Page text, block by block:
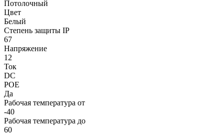
Потолочный
Цвет
Белый
Степень защиты IP
67
Напряжение
12
Ток
DC
POE
Да
Рабочая температура от
-40
Рабочая температура до
60